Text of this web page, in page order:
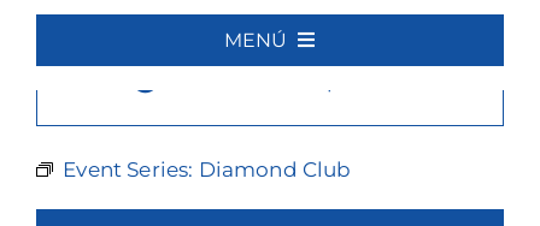
MENÚ
Quiénes somos
Event Series: Diamond Club